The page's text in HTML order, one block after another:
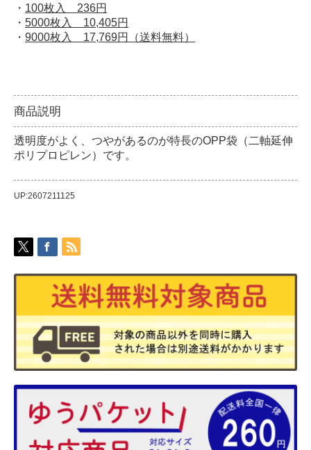
・ 100枚入 236円
・ 5000枚入 10,405円
・ 9000枚入 17,769円（送料無料）
商品説明
透明度がよく、つやがあるのが特長のOPP袋（二軸延伸
ポリプロピレン）です。
UP:2607211125